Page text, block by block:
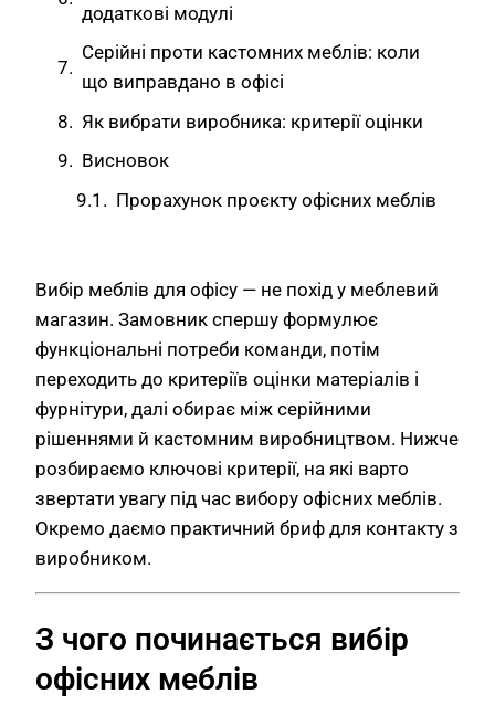
додаткові модулі
Серійні проти кастомних меблів: коли
що виправдано в офісі
Як вибрати виробника: критерії оцінки
Висновок
Прорахунок проєкту офісних меблів
Вибір меблів для офісу — не похід у меблевий
магазин. Замовник спершу формулює
функціональні потреби команди, потім
переходить до критеріїв оцінки матеріалів і
фурнітури, далі обирає між серійними
рішеннями й кастомним виробництвом. Нижче
розбираємо ключові критерії, на які варто
звертати увагу під час вибору офісних меблів.
Окремо даємо практичний бриф для контакту з
виробником.
З чого починається вибір
офісних меблів